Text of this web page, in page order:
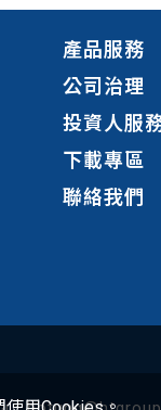
產品服務
公司治理
投資人服
下載專區
聯絡我們